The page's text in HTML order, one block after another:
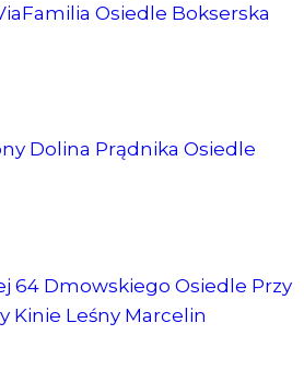
Osiedle Bokserska
Dolina Prądnika Osiedle
64 Dmowskiego Osiedle Przy
Kinie Leśny Marcelin